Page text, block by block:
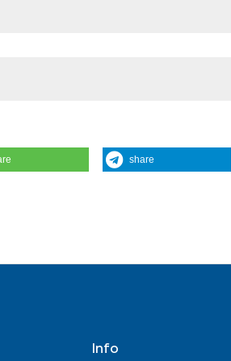
2003 Sep. 30 [cited 2026 Aug.
share
Info